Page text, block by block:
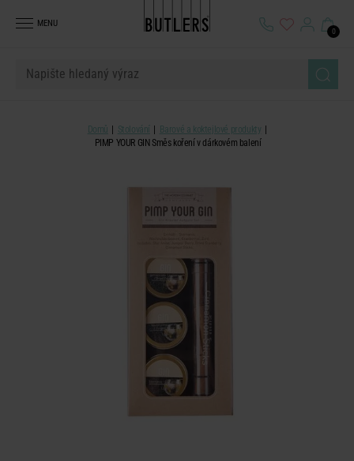
MENU
0
Domů Stolování
Barové a koktejlové produkty
PIMP YOUR GIN Směs koření v dárkovém balení